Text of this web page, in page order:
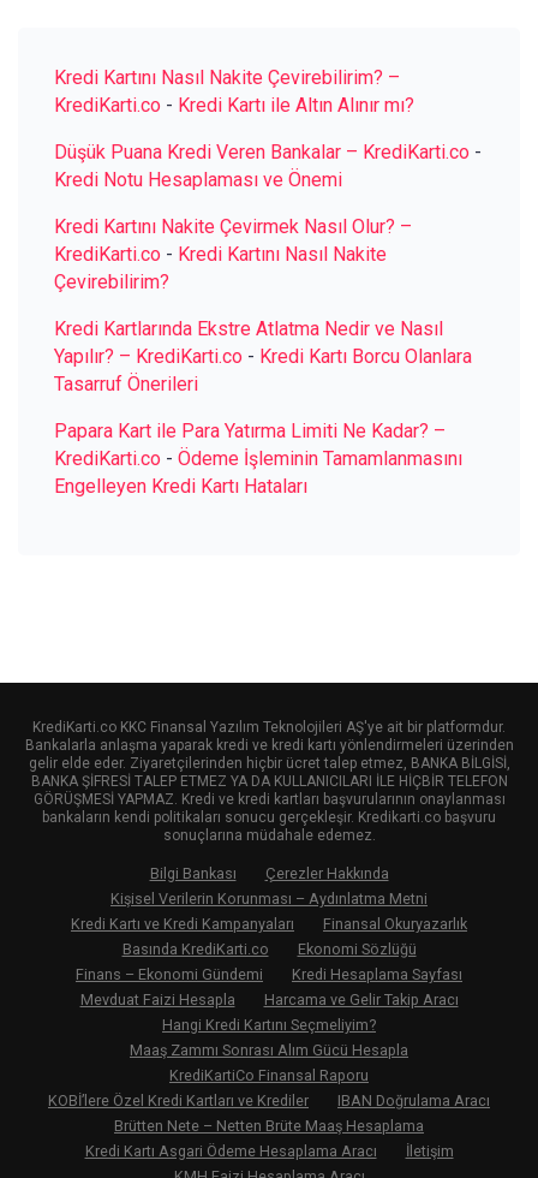
Kredi Kartını Nasıl Nakite Çevirebilirim? –
KrediKarti.co - Kredi Kartı ile Altın Alınır mı?
Düşük Puana Kredi Veren Bankalar – KrediKarti.co -
Kredi Notu Hesaplaması ve Önemi
Kredi Kartını Nakite Çevirmek Nasıl Olur? –
KrediKarti.co - Kredi Kartını Nasıl Nakite
Çevirebilirim?
Kredi Kartlarında Ekstre Atlatma Nedir ve Nasıl
Yapılır? – KrediKarti.co - Kredi Kartı Borcu Olanlara
Tasarruf Önerileri
Papara Kart ile Para Yatırma Limiti Ne Kadar? –
KrediKarti.co - Ödeme İşleminin Tamamlanmasını
Engelleyen Kredi Kartı Hataları
KrediKarti.co KKC Finansal Yazılım Teknolojileri AŞ'ye ait bir platformdur.
Bankalarla anlaşma yaparak kredi ve kredi kartı yönlendirmeleri üzerinden
gelir elde eder. Ziyaretçilerinden hiçbir ücret talep etmez, BANKA BİLGİSİ,
BANKA ŞİFRESİ TALEP ETMEZ YA DA KULLANICILARI İLE HİÇBİR TELEFON
GÖRÜŞMESİ YAPMAZ. Kredi ve kredi kartları başvurularının onaylanması
bankaların kendi politikaları sonucu gerçekleşir. Kredikarti.co başvuru
sonuçlarına müdahale edemez.
Bilgi Bankası
Çerezler Hakkında
Kişisel Verilerin Korunması – Aydınlatma Metni
Kredi Kartı ve Kredi Kampanyaları
Finansal Okuryazarlık
Basında KrediKarti.co
Ekonomi Sözlüğü
Finans – Ekonomi Gündemi
Kredi Hesaplama Sayfası
Mevduat Faizi Hesapla
Harcama ve Gelir Takip Aracı
Hangi Kredi Kartını Seçmeliyim?
Maaş Zammı Sonrası Alım Gücü Hesapla
KrediKartiCo Finansal Raporu
KOBİ’lere Özel Kredi Kartları ve Krediler
IBAN Doğrulama Aracı
Brütten Nete – Netten Brüte Maaş Hesaplama
Kredi Kartı Asgari Ödeme Hesaplama Aracı
İletişim